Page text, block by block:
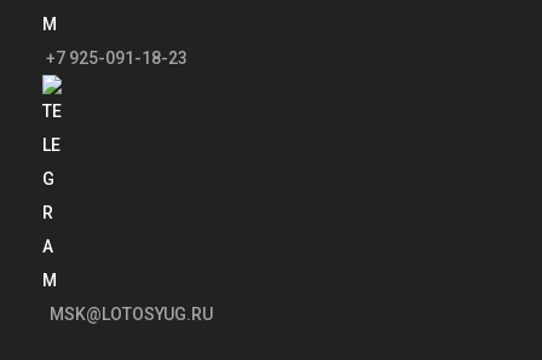
+7 925-091-18-23
MSK@LOTOSYUG.RU